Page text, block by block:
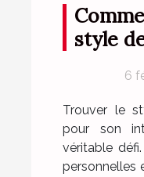
style
6
Trouver le
pour son
véritable
personnelles